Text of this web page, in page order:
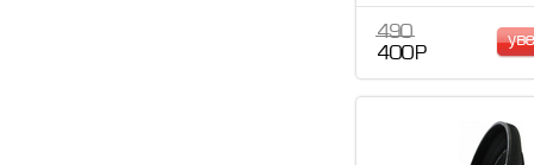
490
400 Р